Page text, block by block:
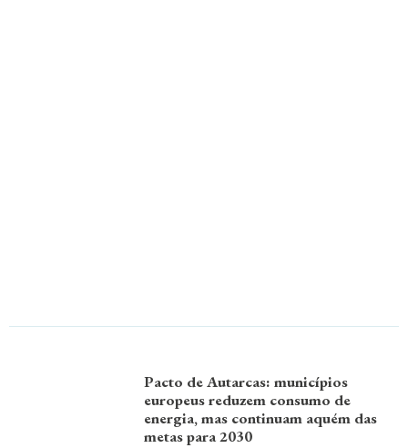
Pacto de Autarcas: municípios
europeus reduzem consumo de
energia, mas continuam aquém das
metas para 2030